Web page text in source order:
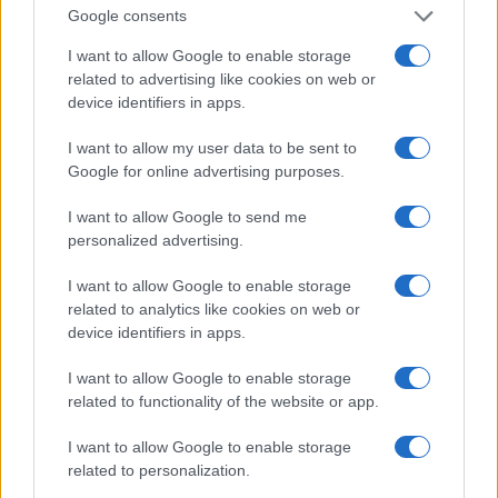
Google consents
I want to allow Google to enable storage
related to advertising like cookies on web or
device identifiers in apps.
I want to allow my user data to be sent to
Google for online advertising purposes.
I want to allow Google to send me
personalized advertising.
I want to allow Google to enable storage
related to analytics like cookies on web or
device identifiers in apps.
I want to allow Google to enable storage
related to functionality of the website or app.
I want to allow Google to enable storage
related to personalization.
nel 2015. Inoltre appare su entrambe le fotocamere
DOMANDE FREQUENTI SU LISA
CHI È LISA DESJARDINS?
Lisa è una nota reporter politica per PBS NewsHour
Lisa è una cittadina americana nata il 29 gennaio